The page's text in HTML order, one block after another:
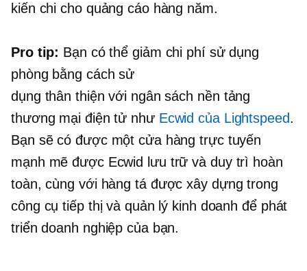
kiến ​​chi cho quảng cáo hàng năm.
Pro tip: Bạn có thể giảm chi phí sử dụng
phòng bằng cách sử
dụng thân thiện với ngân sách nền tảng
thương mại điện tử như Ecwid của Lightspeed.
Bạn sẽ có được một cửa hàng trực tuyến
mạnh mẽ được Ecwid lưu trữ và duy trì hoàn
toàn, cùng với hàng tá được xây dựng trong
công cụ tiếp thị và quản lý kinh doanh để phát
triển doanh nghiệp của bạn.